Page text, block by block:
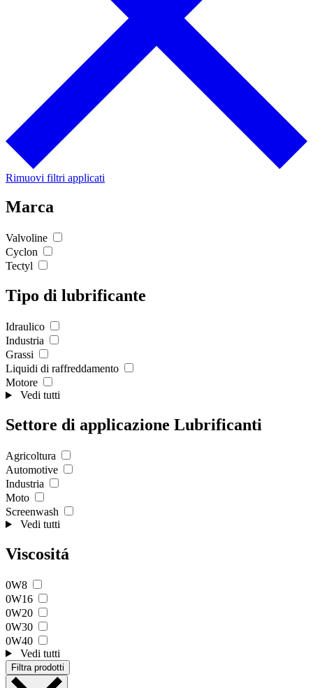
Rimuovi filtri applicati
Marca
Valvoline
Cyclon
Tectyl
Tipo di lubrificante
Idraulico
Industria
Grassi
Liquidi di raffreddamento
Motore
Vedi tutti
Settore di applicazione Lubrificanti
Agricoltura
Automotive
Industria
Moto
Screenwash
Vedi tutti
Viscositá
0W8
0W16
0W20
0W30
0W40
Vedi tutti
Filtra prodotti